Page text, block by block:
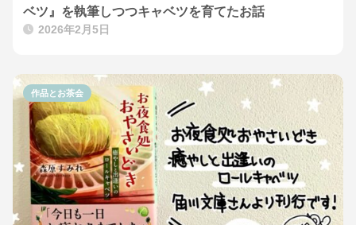
ベツ』を執筆しつつキャベツを育てたお話
2026年2月5日
作品とお茶会